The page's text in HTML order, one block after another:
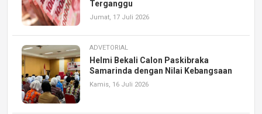
Terganggu
Jumat, 17 Juli 2026
ADVETORIAL
Helmi Bekali Calon Paskibraka
Samarinda dengan Nilai Kebangsaan
Kamis, 16 Juli 2026